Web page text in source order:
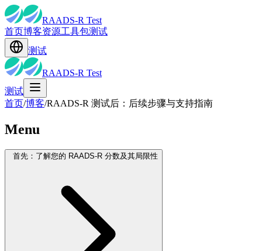
RAADS-R Test
首页博客资源工具包测试
测试
RAADS-R Test
测试
首页/博客/RAADS-R 测试后：后续步骤与支持指南
Menu
首先：了解您的 RAADS-R 分数及其局限性